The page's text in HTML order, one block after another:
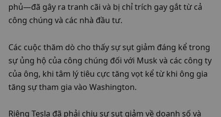
phủ—đã gây ra tranh cãi và bị chỉ trích gay gắt từ cả
công chúng và các nhà đầu tư.
Các cuộc thăm dò cho thấy sự sụt giảm đáng kể trong
sự ủng hộ của công chúng đối với Musk và các công ty
của ông, khi tâm lý tiêu cực tăng vọt kể từ khi ông gia
tăng sự tham gia vào Washington.
Riêng Tesla đã phải chịu sự sụt giảm về doanh số và